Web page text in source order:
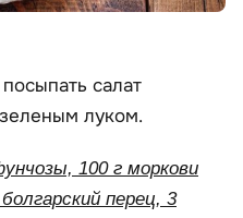
салат
луком.
100 г моркови
перец, 3